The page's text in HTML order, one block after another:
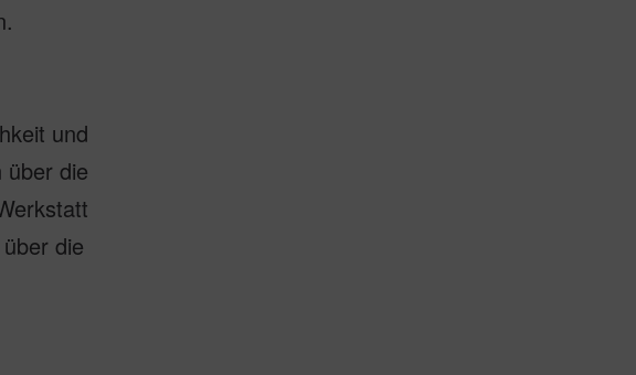
und
über die
die